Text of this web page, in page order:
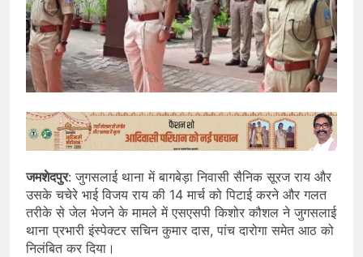
जमशेदपुर: जुगसलाई थाना में बागबेड़ा निवासी सैनिक सूरज राय और
उसके चचेरे भाई विजय राय की 14 मार्च को पिटाई करने और गलत
तरीके से जेल भेजने के मामले में एसएसपी किशोर कौशल ने जुगसलाई
थाना प्रभारी इंस्पेक्टर सचिन कुमार दास, पांच दारोगा समेत आठ को
निलंबित कर दिया।